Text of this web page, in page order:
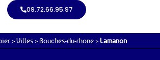
09.72.66.95.97
>Villes >Bouches-du-rhone > Lamanon